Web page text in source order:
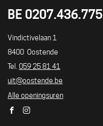
BE 0207.436.775
UITLOKET
Adres
Vindictivelaan 1
8400 Oostende
Tel./GSM
059 25 81 41
E-
mail
uit@oostende.be
Alle openingsuren
FacebookInstagram